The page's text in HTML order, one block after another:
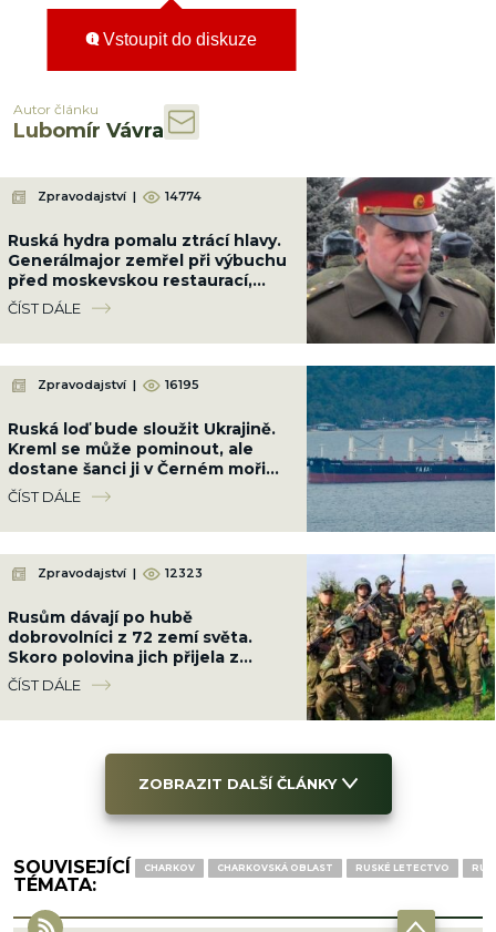
Vstoupit do diskuze
Autor článku
Lubomír Vávra
Zpravodajství | 14774
Ruská hydra pomalu ztrácí hlavy.
Generálmajor zemřel při výbuchu
před moskevskou restaurací,
když slavil narozeniny šéfa
vzdušných sil
ČÍST DÁLE
Zpravodajství | 16195
Ruská loď bude sloužit Ukrajině.
Kreml se může pominout, ale
dostane šanci ji v Černém moři
potopit
ČÍST DÁLE
Zpravodajství | 12323
Rusům dávají po hubě
dobrovolníci z 72 zemí světa.
Skoro polovina jich přijela z
Latinské Ameriky
ČÍST DÁLE
ZOBRAZIT DALŠÍ ČLÁNKY
SOUVISEJÍCÍ
TÉMATA:
CHARKOV CHARKOVSKÁ OBLAST RUSKÉ LETECTVO